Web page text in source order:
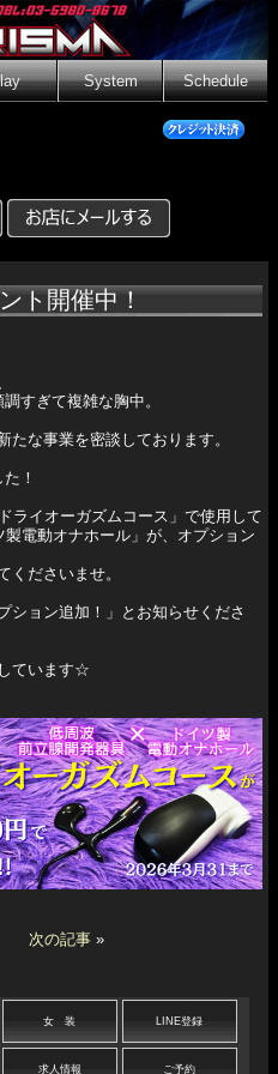
System Schedule
ト開催中！
すぎて複雑な胸中。
な事業を密談しております。
！
ライオーガズムコース」で使用して
電動オナホール」が、オプション
くださいませ。
ション追加！」とお知らせくださ
ています☆
次の記事»
女 装 LINE登録
求人情報 ご予約